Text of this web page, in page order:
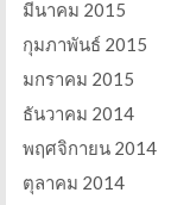
มีนาคม 2015
กุมภาพันธ์ 2015
มกราคม 2015
ธันวาคม 2014
พฤศจิกายน 2014
ตุลาคม 2014